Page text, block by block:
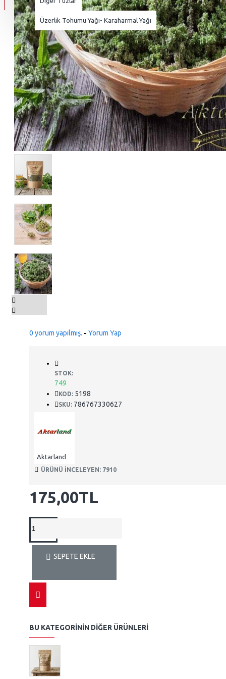
Üzerlik Tohumu Yağı- Karaharmal Yağı
0 yorum yapılmış. - Yorum Yap
175,00TL
STOK:
749
KOD: 5198
SKU: 786767330627
Aktarland
ÜRÜNÜ INCELEYEN: 7910
SEPETE EKLE
BU KATEGORININ DIĞER ÜRÜNLERI